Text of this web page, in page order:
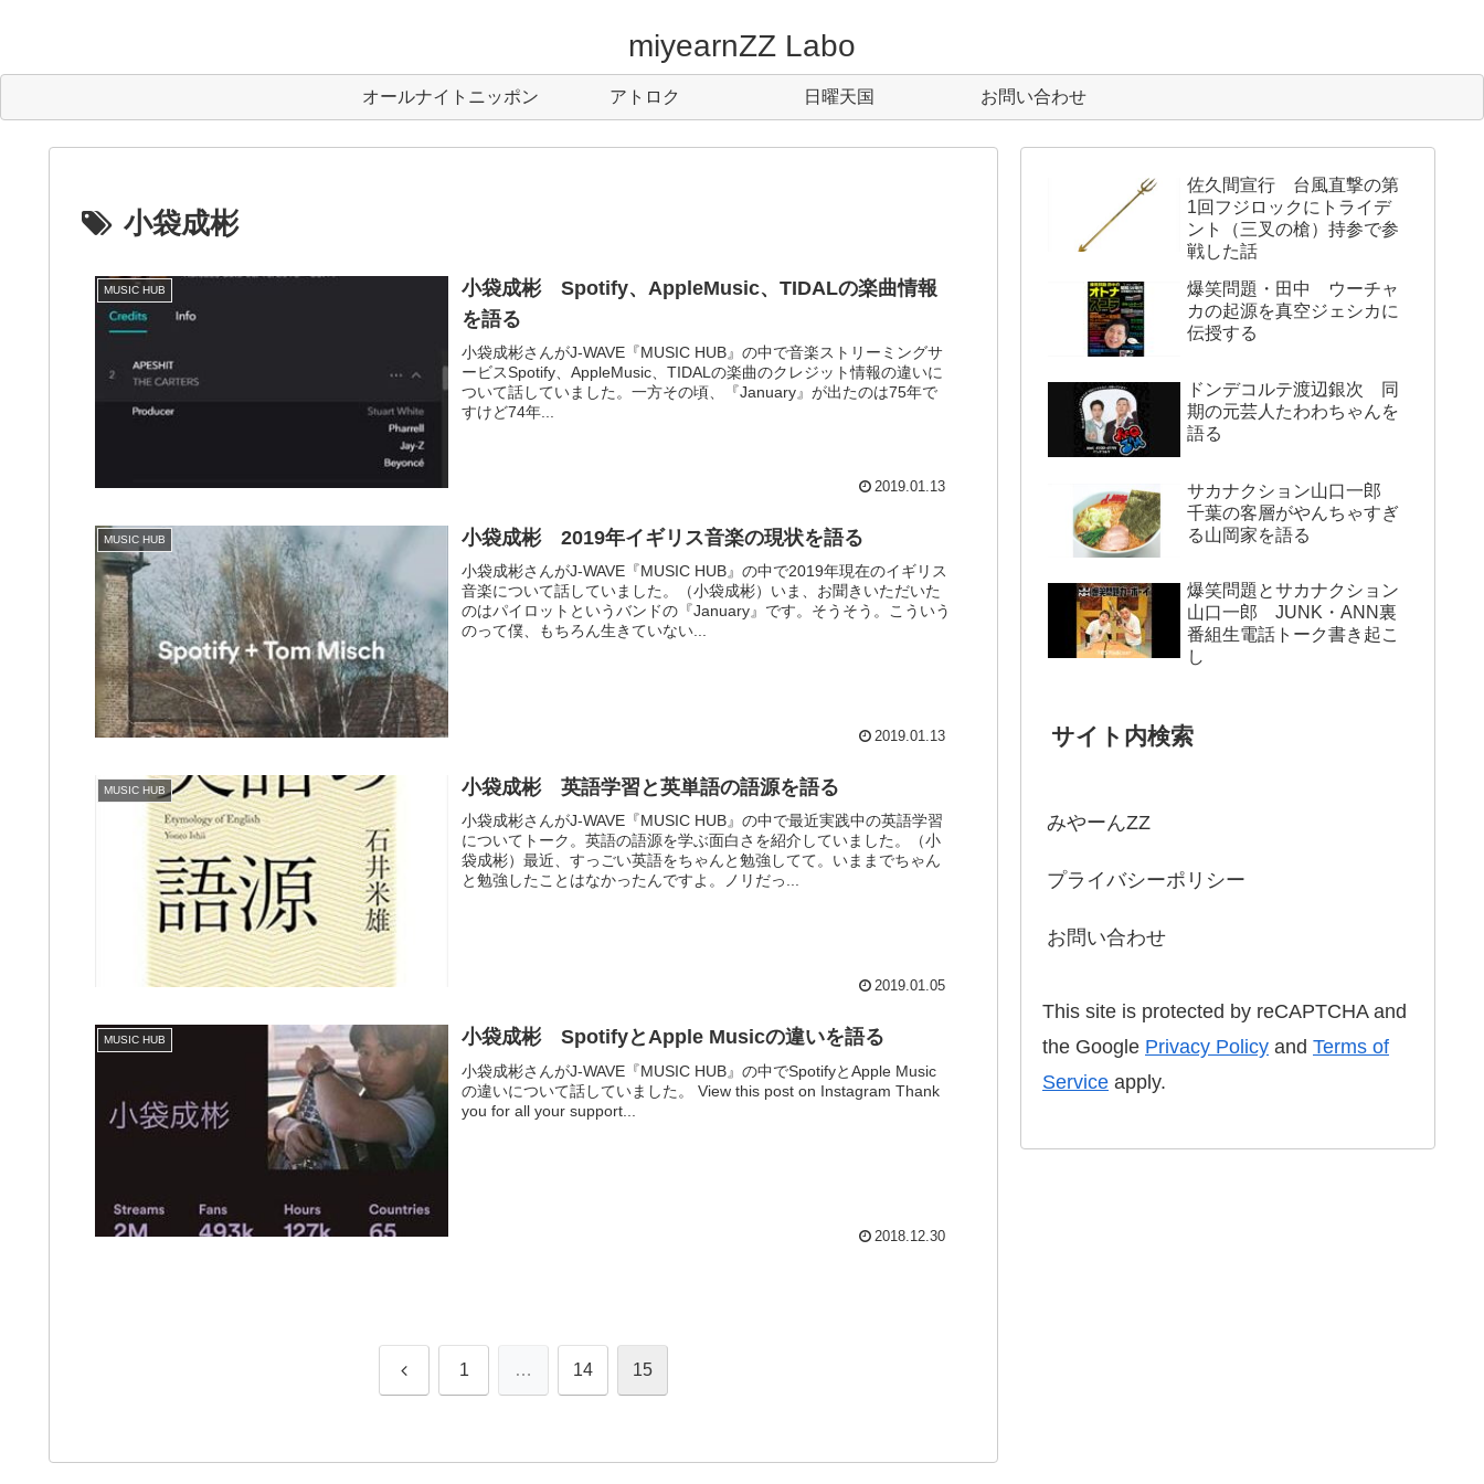
miyearnZZ Labo
オールナイトニッポン アトロク 日曜天国 お問い合わせ
小袋成彬
MUSIC HUB
小袋成彬 Spotify、AppleMusic、TIDALの楽曲情報
を語る
小袋成彬さんがJ-WAVE『MUSIC HUB』の中で音楽ストリーミングサ
ービスSpotify、AppleMusic、TIDALの楽曲のクレジット情報の違いに
ついて話していました。一方その頃、『January』が出たのは75年で
すけど74年...
2019.01.13
MUSIC HUB 小袋成彬 2019年イギリス音楽の現状を語る
小袋成彬さんがJ-WAVE『MUSIC HUB』の中で2019年現在のイギリス
音楽について話していました。（小袋成彬）いま、お聞きいただいた
のはパイロットというバンドの『January』です。そうそう。こういう
のって僕、もちろん生きていない...
2019.01.13
MUSIC HUB 小袋成彬 英語学習と英単語の語源を語る
小袋成彬さんがJ-WAVE『MUSIC HUB』の中で最近実践中の英語学習
についてトーク。英語の語源を学ぶ面白さを紹介していました。（小
袋成彬）最近、すっごい英語をちゃんと勉強してて。いままでちゃん
と勉強したことはなかったんですよ。ノリだっ...
2019.01.05
MUSIC HUB 小袋成彬 SpotifyとApple Musicの違いを語る
小袋成彬さんがJ-WAVE『MUSIC HUB』の中でSpotifyとApple Music
の違いについて話していました。 View this post on Instagram Thank
you for all your support...
2018.12.30
前 1 … 14 15
佐久間宣行 台風直撃の第
1回フジロックにトライデ
ント（三叉の槍）持参で参
戦した話
爆笑問題・田中 ウーチャ
カの起源を真空ジェシカに
伝授する
ドンデコルテ渡辺銀次 同
期の元芸人たわわちゃんを
語る
サカナクション山口一郎
千葉の客層がやんちゃすぎ
る山岡家を語る
爆笑問題とサカナクション
山口一郎 JUNK・ANN裏
番組生電話トーク書き起こ
し
サイト内検索
みやーんZZ
プライバシーポリシー
お問い合わせ
This site is protected by reCAPTCHA and
the Google Privacy Policy and Terms of
Service apply.